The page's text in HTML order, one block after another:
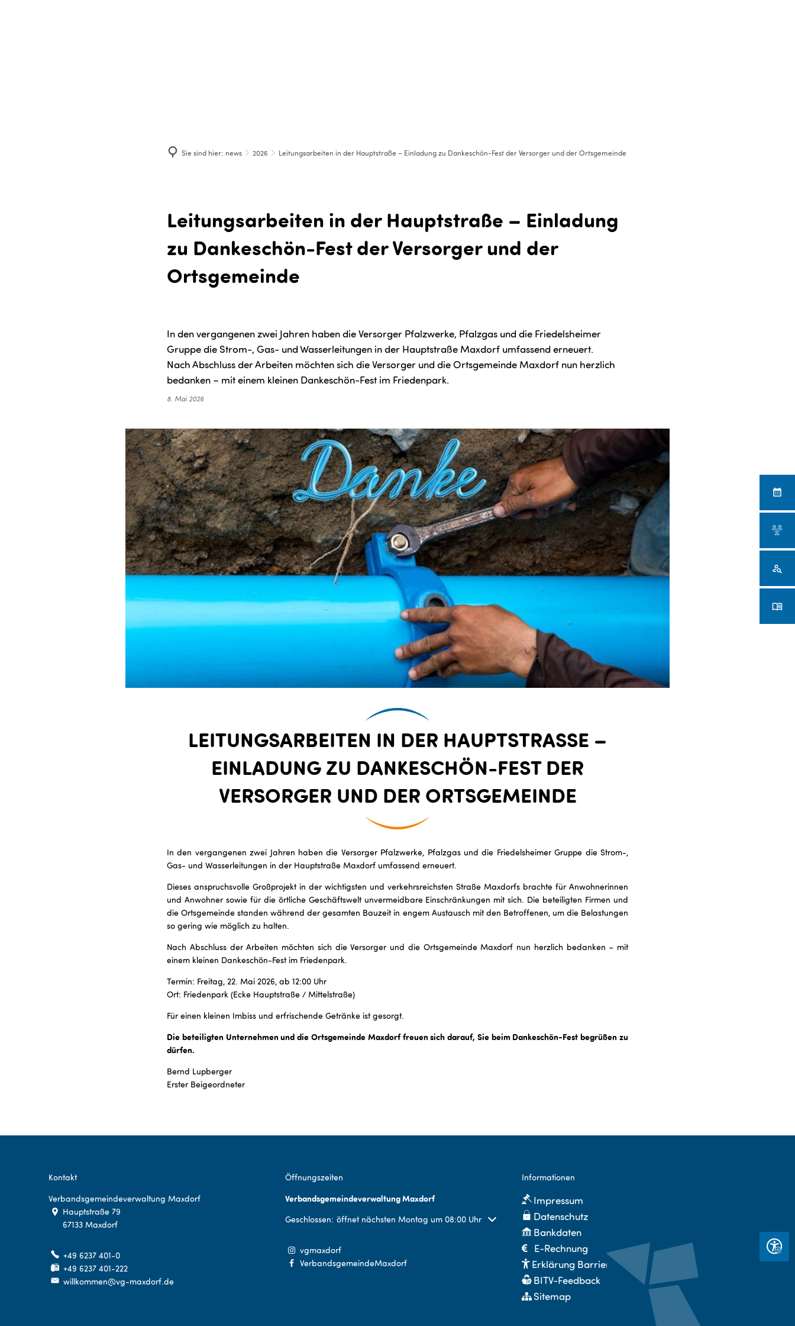
Sie sind hier: news 2026 Leitungsarbeiten in der Hauptstraße – Einladung zu Dankeschön-Fest der Versorger und der Ortsgemeinde
Leitungsarbeiten in der Hauptstraße – Einladung
zu Dankeschön-Fest der Versorger und der
Ortsgemeinde
In den vergangenen zwei Jahren haben die Versorger Pfalzwerke, Pfalzgas und die Friedelsheimer
Gruppe die Strom-, Gas- und Wasserleitungen in der Hauptstraße Maxdorf umfassend erneuert.
Nach Abschluss der Arbeiten möchten sich die Versorger und die Ortsgemeinde Maxdorf nun herzlich
bedanken – mit einem kleinen Dankeschön-Fest im Friedenpark.
8. Mai 2026
LEITUNGSARBEITEN IN DER HAUPTSTRASSE – E
INLADUNG ZU DANKESCHÖN-FEST DER V
ERSORGER UND DER ORTSGEMEINDE
In den vergangenen zwei Jahren haben die Versorger Pfalzwerke, Pfalzgas und die Friedelsheimer Gruppe die Strom-,
Gas- und Wasserleitungen in der Hauptstraße Maxdorf umfassend erneuert.
Dieses anspruchsvolle Großprojekt in der wichtigsten und verkehrsreichsten Straße Maxdorfs brachte für Anwohnerinnen
und Anwohner sowie für die örtliche Geschäftswelt unvermeidbare Einschränkungen mit sich. Die beteiligten Firmen und
die Ortsgemeinde standen während der gesamten Bauzeit in engem Austausch mit den Betroffenen, um die Belastungen
so gering wie möglich zu halten.
Nach Abschluss der Arbeiten möchten sich die Versorger und die Ortsgemeinde Maxdorf nun herzlich bedanken – mit
einem kleinen Dankeschön-Fest im Friedenpark.
Termin: Freitag, 22. Mai 2026, ab 12:00 Uhr
Ort: Friedenpark (Ecke Hauptstraße / Mittelstraße)
Für einen kleinen Imbiss und erfrischende Getränke ist gesorgt.
Die beteiligten Unternehmen und die Ortsgemeinde Maxdorf freuen sich darauf, Sie beim Dankeschön-Fest begrüßen zu
dürfen.
Bernd Lupberger
Erster Beigeordneter
Kontakt
Verbandsgemeindeverwaltung Maxdorf
Hauptstraße 79
67133 Maxdorf
+49 6237 401-0
+49 6237 401-222
willkommen@vg-maxdorf.de
Öffnungszeiten
Verbandsgemeindeverwaltung Maxdorf
Klicken, um weitere Öffnungs- oder Schließzeiten auszublenden
Geschlossen: öffnet nächsten Montag um 08:00 Uhr
vgmaxdorf
VerbandsgemeindeMaxdorf
Informationen
Impressum
Datenschutz
Bankdaten
E-Rechnung
Erklärung Barrierefreiheit
BITV-Feedback
Sitemap
Seite